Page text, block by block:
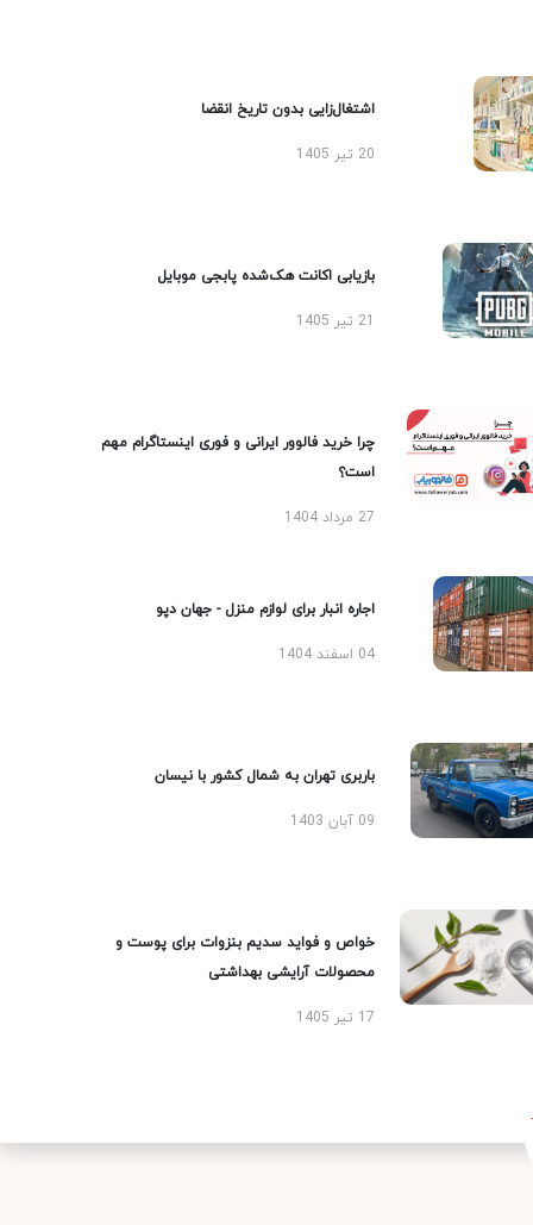
اشتغال‌زایی بدون تاریخ انقضا
20 تیر 1405
بازیابی اکانت هک‌شده پابجی موبایل
چرا خرید فالوور ایرانی و فوری اینستاگرام مهم
است؟
27 مرداد 1404
اجاره انبار برای لوازم منزل - جهان دپو
04 اسفند 1404
باربری تهران به شمال کشور با نیسان
09 آبان 1403
خواص و فواید سدیم بنزوات برای پوست و
محصولات آرایشی بهداشتی
17 تیر 1405